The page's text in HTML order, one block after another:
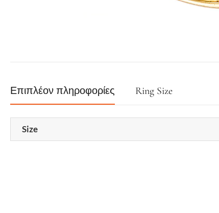
Επιπλέον πληροφορίες Ring Size
Size